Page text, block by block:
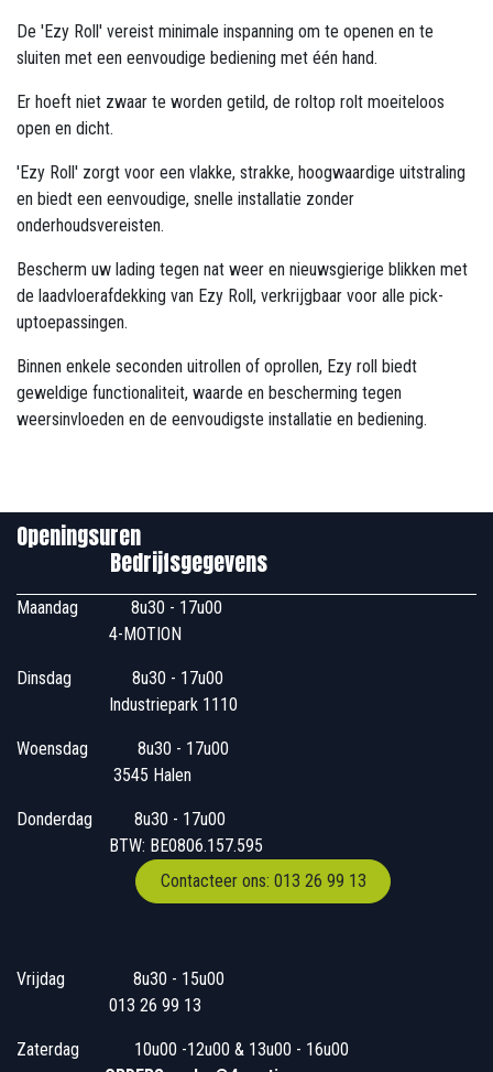
De 'Ezy Roll' vereist minimale inspanning om te openen en te
sluiten met een eenvoudige bediening met één hand.
Er hoeft niet zwaar te worden getild, de roltop rolt moeiteloos
open en dicht.
'Ezy Roll' zorgt voor een vlakke, strakke, hoogwaardige uitstraling
en biedt een eenvoudige, snelle installatie zonder
onderhoudsvereisten.
Bescherm uw lading tegen nat weer en nieuwsgierige blikken met
de laadvloerafdekking van Ezy Roll, verkrijgbaar voor alle pick-
uptoepassingen.
Binnen enkele seconden uitrollen of oprollen, Ezy roll biedt
geweldige functionaliteit, waarde en bescherming tegen
weersinvloeden en de eenvoudigste installatie en bediening.
Openingsuren
Bedrijfsgegevens
Maandag
​8u30 - 17u00
4-MOTION
Dinsdag
​8u30 - 17u00
Industriepark 1110
Woensdag
​​​ 8u30 - 17u00
3545 Halen
Donderdag
​​8u30 - 17u00
BTW: BE0806.157.595
Contacteer ons: 013 26 99 13
Vrijdag
​8u30 - 15u00
013 26 99 13
Zaterdag
​10u00 -12u00 & 13u00 - 16u00